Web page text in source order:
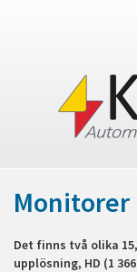
MENY
Monitorer
Det finns två olika
upplösning, HD (1